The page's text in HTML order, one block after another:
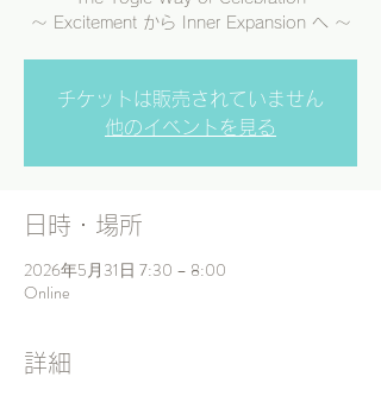
〜 Excitement から Inner Expansion へ 〜
チケットは販売されていません
他のイベントを見る
日時・場所
2026年5月31日 7:30 – 8:00
Online
詳細